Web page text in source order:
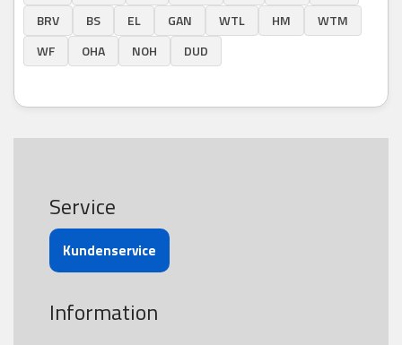
BRV
BS EL GAN WTL HM
WTM
WF
OHA NOH DUD
Service
Kundenservice
Information